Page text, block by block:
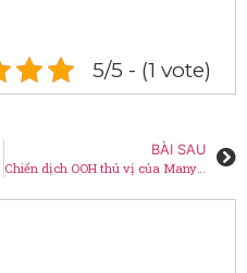
5/5 - (1 vote)
BÀI SAU
Chiến dịch OOH thú vị của ManyPets Insurance